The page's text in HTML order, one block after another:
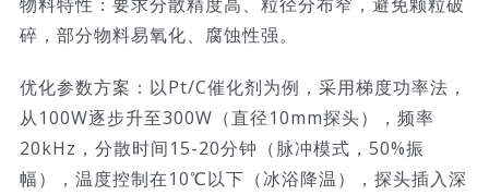
碎，部分物料易氧化、腐蚀性强。
优化参数方案：以Pt/C催化剂为例，采用梯度功率法，
从100W逐步升至300W（直径10mm探头），频率
20kHz，分散时间15-20分钟（脉冲模式，50%振
幅），温度控制在10℃以下（冰浴降温），探头插入深